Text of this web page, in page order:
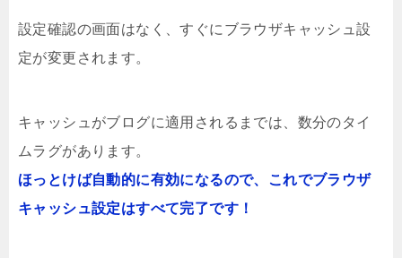
設定確認の画面はなく、すぐにブラウザキャッシュ設
定が変更されます。
キャッシュがブログに適用されるまでは、数分のタイ
ムラグがあります。
ほっとけば自動的に有効になるので、これでブラウザ
キャッシュ設定はすべて完了です！